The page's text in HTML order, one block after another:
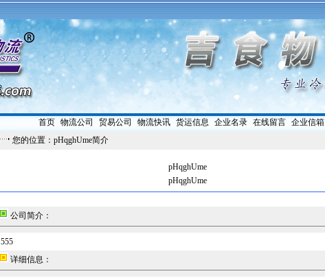
首页| 物流公司 贸易公司 物流快讯| 货运信息 企业名录| 在线留言| 企业信箱
您的位置：pHqghUme简介
pHqghUme
pHqghUme
公司简介：
555
详细信息：